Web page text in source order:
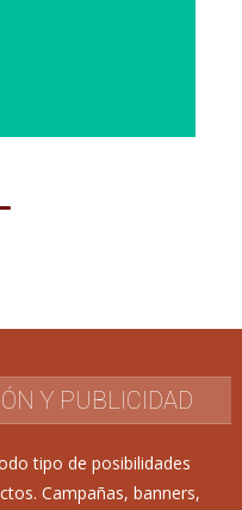
Y PUBLICIDAD
tipo de posibilidades
Campañas, banners,